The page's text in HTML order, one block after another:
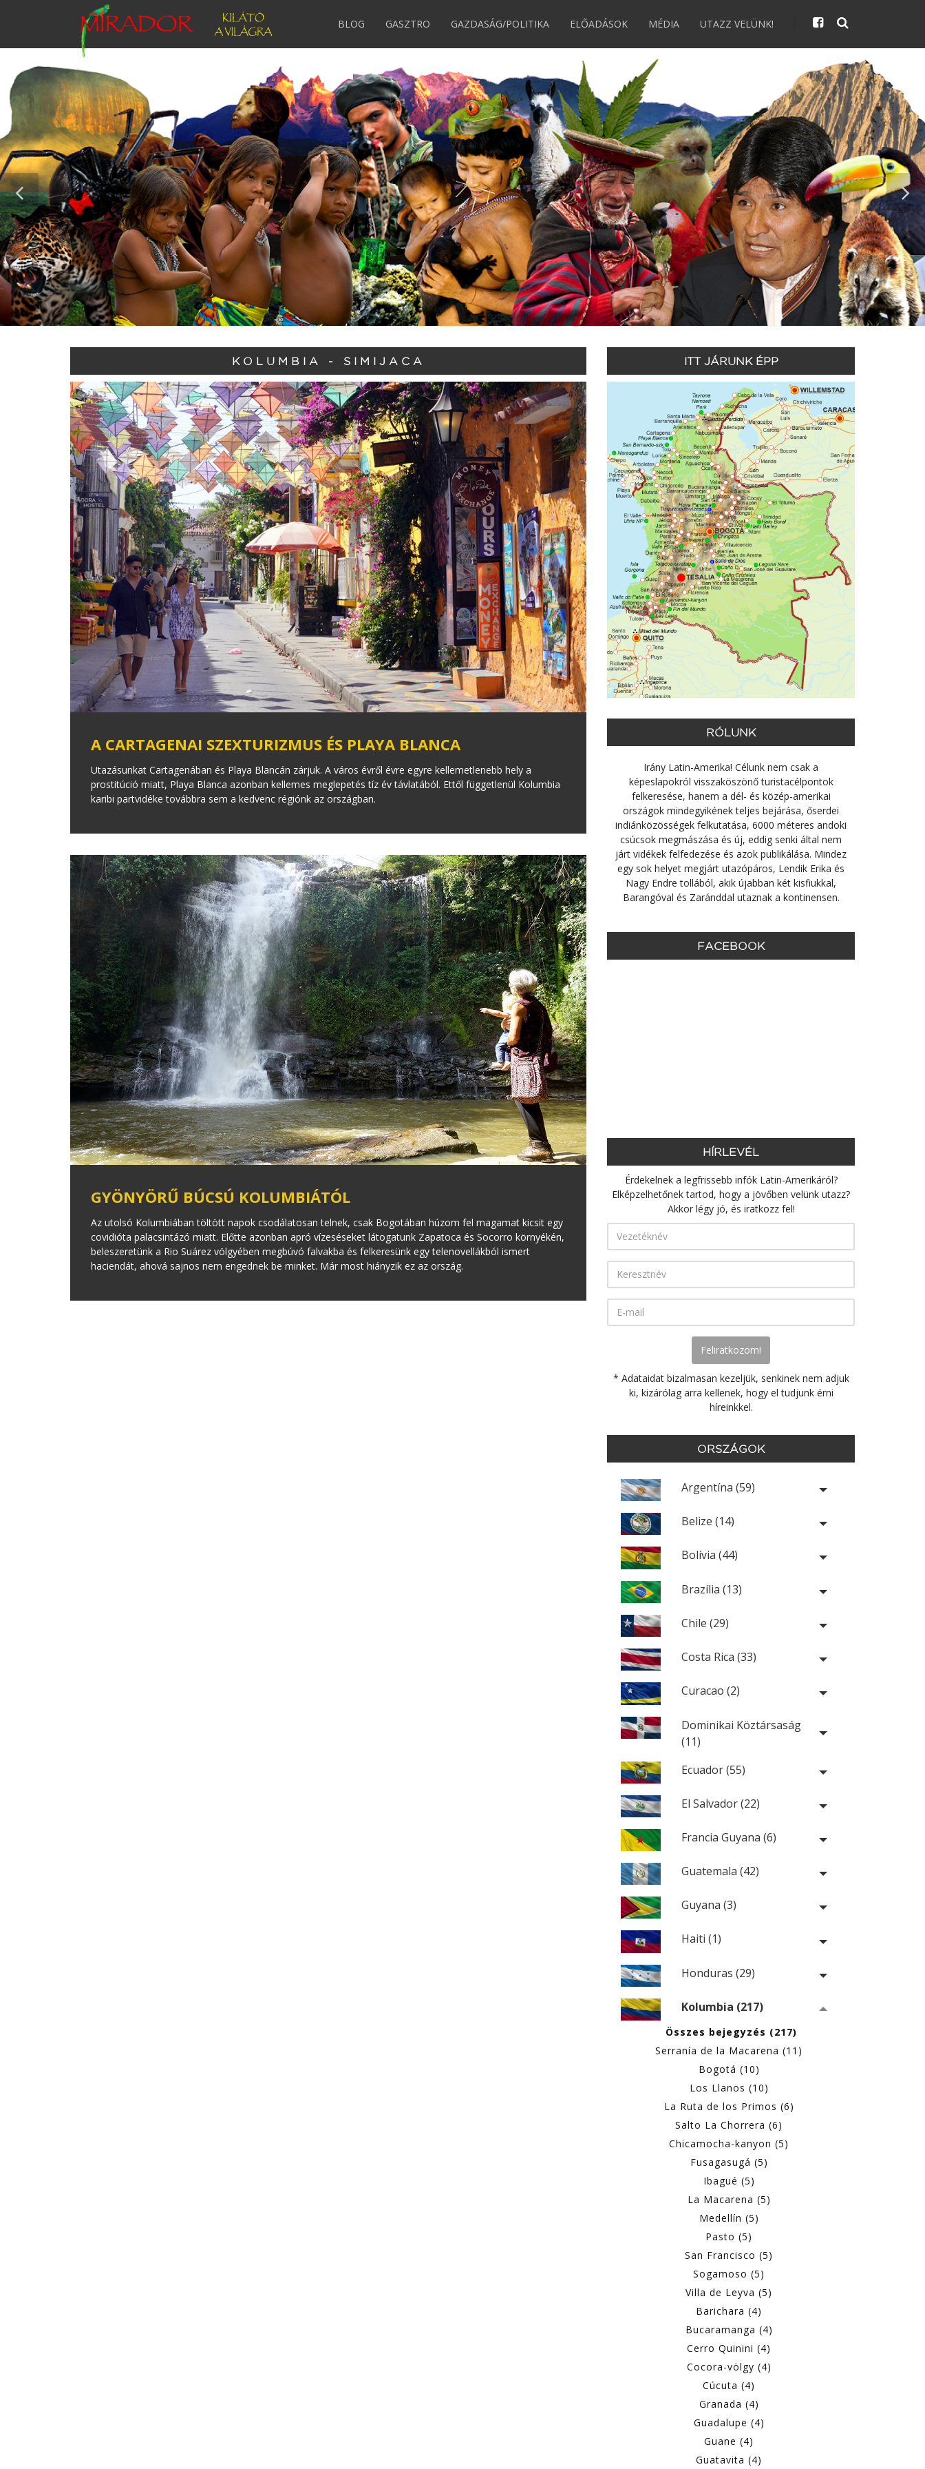
BLOG GASZTRO GAZDASÁG/POLITIKA ELŐADÁSOK MÉDIA UTAZZ VELÜNK!
KOLUMBIA - SIMIJACA
A CARTAGENAI SZEXTURIZMUS ÉS PLAYA BLANCA
Utazásunkat Cartagenában és Playa Blancán zárjuk. A város évről évre egyre kellemetlenebb hely a
prostitúció miatt, Playa Blanca azonban kellemes meglepetés tíz év távlatából. Ettől függetlenül Kolumbia
karibi partvidéke továbbra sem a kedvenc régiónk az országban.
GYÖNYÖRŰ BÚCSÚ KOLUMBIÁTÓL
Az utolsó Kolumbiában töltött napok csodálatosan telnek, csak Bogotában húzom fel magamat kicsit egy
covidióta palacsintázó miatt. Előtte azonban apró vízeséseket látogatunk Zapatoca és Socorro környékén,
beleszeretünk a Rio Suárez völgyében megbúvó falvakba és felkeresünk egy telenovellákból ismert
haciendát, ahová sajnos nem engednek be minket. Már most hiányzik ez az ország.
ITT JÁRUNK ÉPP
RÓLUNK
Irány Latin-Amerika! Célunk nem csak a
képeslapokról visszaköszönő turistacélpontok
felkeresése, hanem a dél- és közép-amerikai
országok mindegyikének teljes bejárása, őserdei
indiánközösségek felkutatása, 6000 méteres andoki
csúcsok megmászása és új, eddig senki által nem
járt vidékek felfedezése és azok publikálása. Mindez
egy sok helyet megjárt utazópáros, Lendik Erika és
Nagy Endre tollából, akik újabban két kisfiukkal,
Barangóval és Zaránddal utaznak a kontinensen.
FACEBOOK
HÍRLEVÉL
Érdekelnek a legfrissebb infók Latin-Amerikáról?
Elképzelhetőnek tartod, hogy a jövőben velünk utazz?
Akkor légy jó, és iratkozz fel!
* Adataidat bizalmasan kezeljük, senkinek nem adjuk
ki, kizárólag arra kellenek, hogy el tudjunk érni
híreinkkel.
ORSZÁGOK
Argentína (59)
Belize (14)
Bolívia (44)
Brazília (13)
Chile (29)
Costa Rica (33)
Curacao (2)
Dominikai Köztársaság
(11)
Ecuador (55)
El Salvador (22)
Francia Guyana (6)
Guatemala (42)
Guyana (3)
Haiti (1)
Honduras (29)
Kolumbia (217)
Összes bejegyzés (217)
Serranía de la Macarena (11)
Bogotá (10)
Los Llanos (10)
La Ruta de los Primos (6)
Salto La Chorrera (6)
Chicamocha-kanyon (5)
Fusagasugá (5)
Ibagué (5)
La Macarena (5)
Medellín (5)
Pasto (5)
San Francisco (5)
Sogamoso (5)
Villa de Leyva (5)
Barichara (4)
Bucaramanga (4)
Cerro Quinini (4)
Cocora-völgy (4)
Cúcuta (4)
Granada (4)
Guadalupe (4)
Guane (4)
Guatavita (4)